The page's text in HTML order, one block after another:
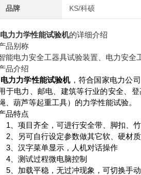
品牌 KS/科硕
电力力学性能试验机的详细介绍
品别称
能电力安全工器具试验装置、电力安
品介绍
电力力学性能试验机，符合国家电力公
于电力、邮电、建筑等行业的安全、
、葫芦等起重工具）的力学性能试验。
品特点
1、项目齐全，可进行安全带、脚扣、
2、另可自行设定参数做其它软、硬材
3、汉字菜单显示，人机对话操作
4、测试过程微电脑控制
5、加载平稳，无过冲现象，可切换手